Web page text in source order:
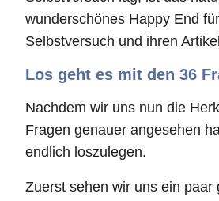
wunderschönes Happy End
Selbstversuch und ihren
Los geht es mit den 36
Nachdem wir uns nun die
Fragen genauer angesehen
endlich loszulegen.
Zuerst sehen wir uns ein paar